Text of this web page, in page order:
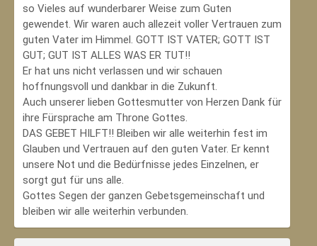
so Vieles auf wunderbarer Weise zum Guten
gewendet. Wir waren auch allezeit voller Vertrauen zum
guten Vater im Himmel. GOTT IST VATER; GOTT IST
GUT; GUT IST ALLES WAS ER TUT!!
Er hat uns nicht verlassen und wir schauen
hoffnungsvoll und dankbar in die Zukunft.
Auch unserer lieben Gottesmutter von Herzen Dank für
ihre Fürsprache am Throne Gottes.
DAS GEBET HILFT!! Bleiben wir alle weiterhin fest im
Glauben und Vertrauen auf den guten Vater. Er kennt
unsere Not und die Bedürfnisse jedes Einzelnen, er
sorgt gut für uns alle.
Gottes Segen der ganzen Gebetsgemeinschaft und
bleiben wir alle weiterhin verbunden.